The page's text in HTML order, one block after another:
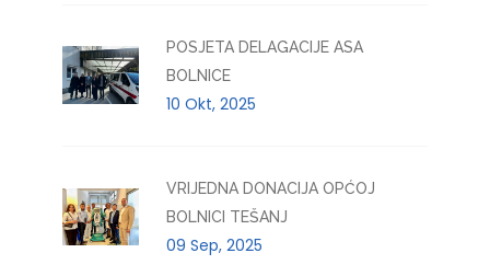
POSJETA DELAGACIJE ASA
BOLNICE
10 Okt, 2025
VRIJEDNA DONACIJA OPĆOJ
BOLNICI TEŠANJ
09 Sep, 2025